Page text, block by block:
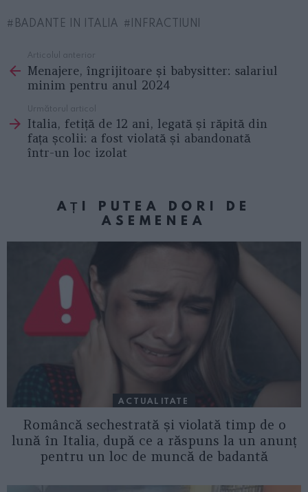
BADANTE IN ITALIA INFRACTIUNI
more
Articolul anterior
Menajere, îngrijitoare și babysitter: salariul
minim pentru anul 2024
Următorul articol
Italia, fetiță de 12 ani, legată și răpită din
fața școlii: a fost violată și abandonată
într-un loc izolat
AȚI PUTEA DORI DE
ASEMENEA
ACTUALITATE
Româncă sechestrată și violată timp de o
lună în Italia, după ce a răspuns la un anunț
pentru un loc de muncă de badantă